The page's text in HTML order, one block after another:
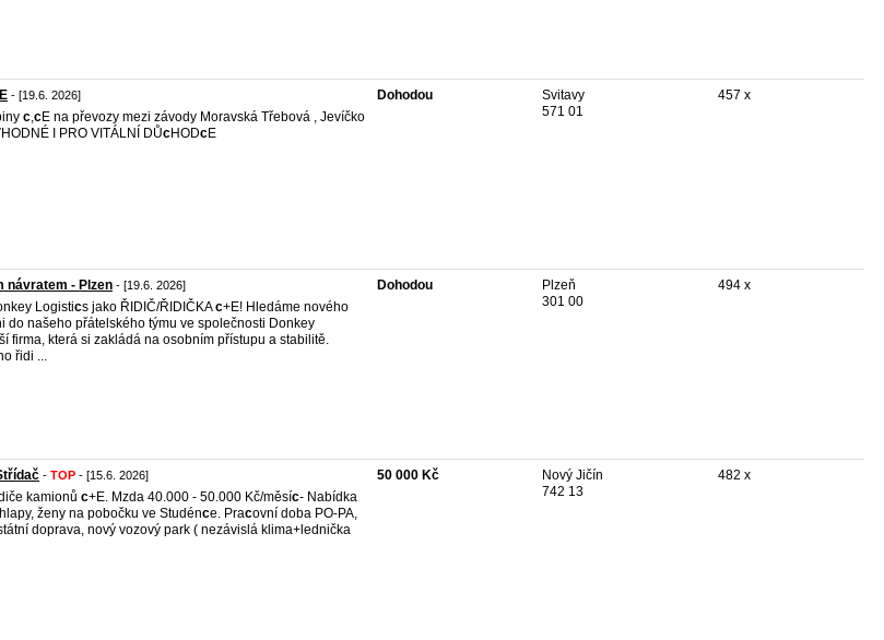
- [19.6. 2026]
c,cE na převozy mezi závody Moravská Třebová , Jevíčko
I PRO VITÁLNÍ DŮcHODcE
Dohodou
Svitavy
571 01
457 x
návratem - Plzen - [19.6. 2026]
Logistics jako ŘIDIČ/ŘIDIČKAc+E! Hledáme nového
do našeho přátelského týmu ve společnosti Donkey
firma, která si zakládá na osobním přístupu a stabilitě.
řidi ...
Dohodou
Plzeň
301 00
494 x
- TOP - [15.6. 2026]
kamionů c+E. Mzda 40.000 - 50.000 Kč/měsíc- Nabídka
hlapy, ženy na pobočku ve Studénce. Pracovní doba PO-PA,
doprava, nový vozový park ( nezávislá klima+lednička
50 000 Kč
Nový Jičín
742 13
482 x